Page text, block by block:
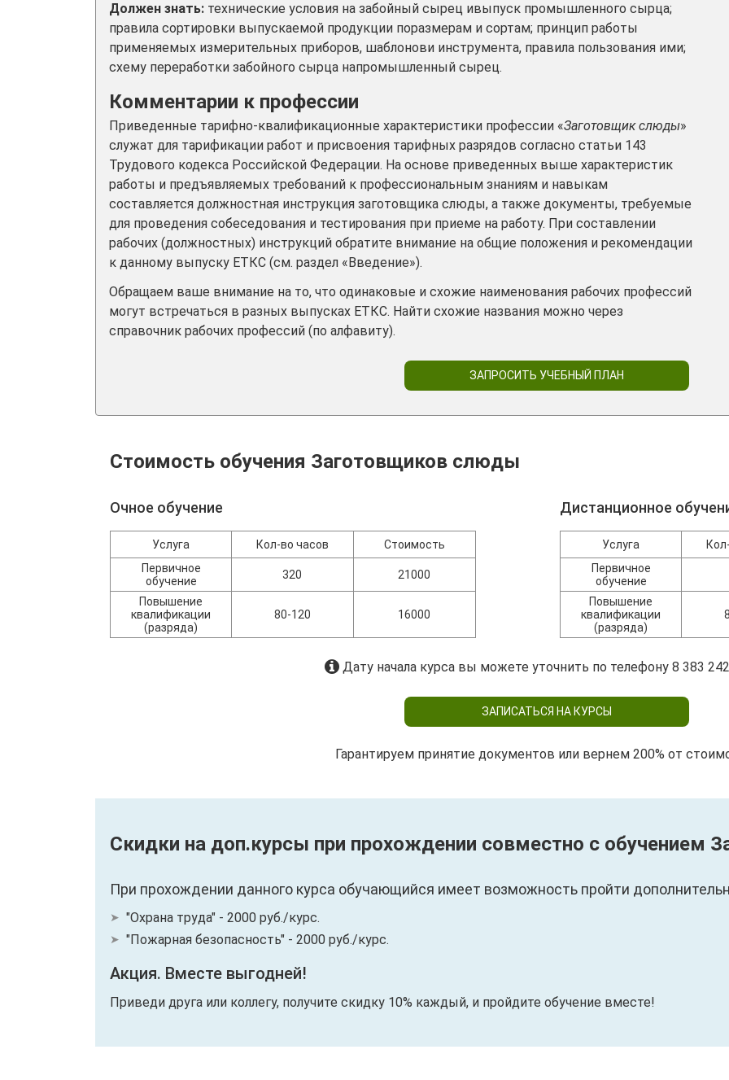
Должен знать: технические условия на забойный сырец ивыпуск промышленного сырца;
правила сортировки выпускаемой продукции поразмерам и сортам; принцип работы
применяемых измерительных приборов, шаблонови инструмента, правила пользования ими;
схему переработки забойного сырца напромышленный сырец.
Комментарии к профессии
Приведенные тарифно-квалификационные характеристики профессии «Заготовщик слюды»
служат для тарификации работ и присвоения тарифных разрядов согласно статьи 143
Трудового кодекса Российской Федерации. На основе приведенных выше характеристик
работы и предъявляемых требований к профессиональным знаниям и навыкам
составляется должностная инструкция заготовщика слюды, а также документы, требуемые
для проведения собеседования и тестирования при приеме на работу. При составлении
рабочих (должностных) инструкций обратите внимание на общие положения и рекомендации
к данному выпуску ЕТКС (см. раздел «Введение»).
Обращаем ваше внимание на то, что одинаковые и схожие наименования рабочих профессий
могут встречаться в разных выпусках ЕТКС. Найти схожие названия можно через
справочник рабочих профессий (по алфавиту).
ЗАПРОСИТЬ УЧЕБНЫЙ ПЛАН
Стоимость обучения Заготовщиков слюды
Очное обучение
Услуга Кол-во часов
Стоимость
Первичное
обучение
320 21000
Повышение
квалификации
(разряда)
80-120 16000
Дистанционное
Услуга
Первичное
обучение
Повышение
квалификации
(разряда)
Дату начала курса вы можете уточнить по телефону 8 383
ЗАПИСАТЬСЯ НА КУРСЫ
Гарантируем принятие документов или вернем 200% от
Скидки на доп.курсы при прохождении совместно с обучением
При прохождении данного курса обучающийся имеет возможность пройти
"Охрана труда" - 2000 руб./курс.
"Пожарная безопасность" - 2000 руб./курс.
Акция. Вместе выгодней!
Приведи друга или коллегу, получите скидку 10% каждый, и пройдите обучение вместе!